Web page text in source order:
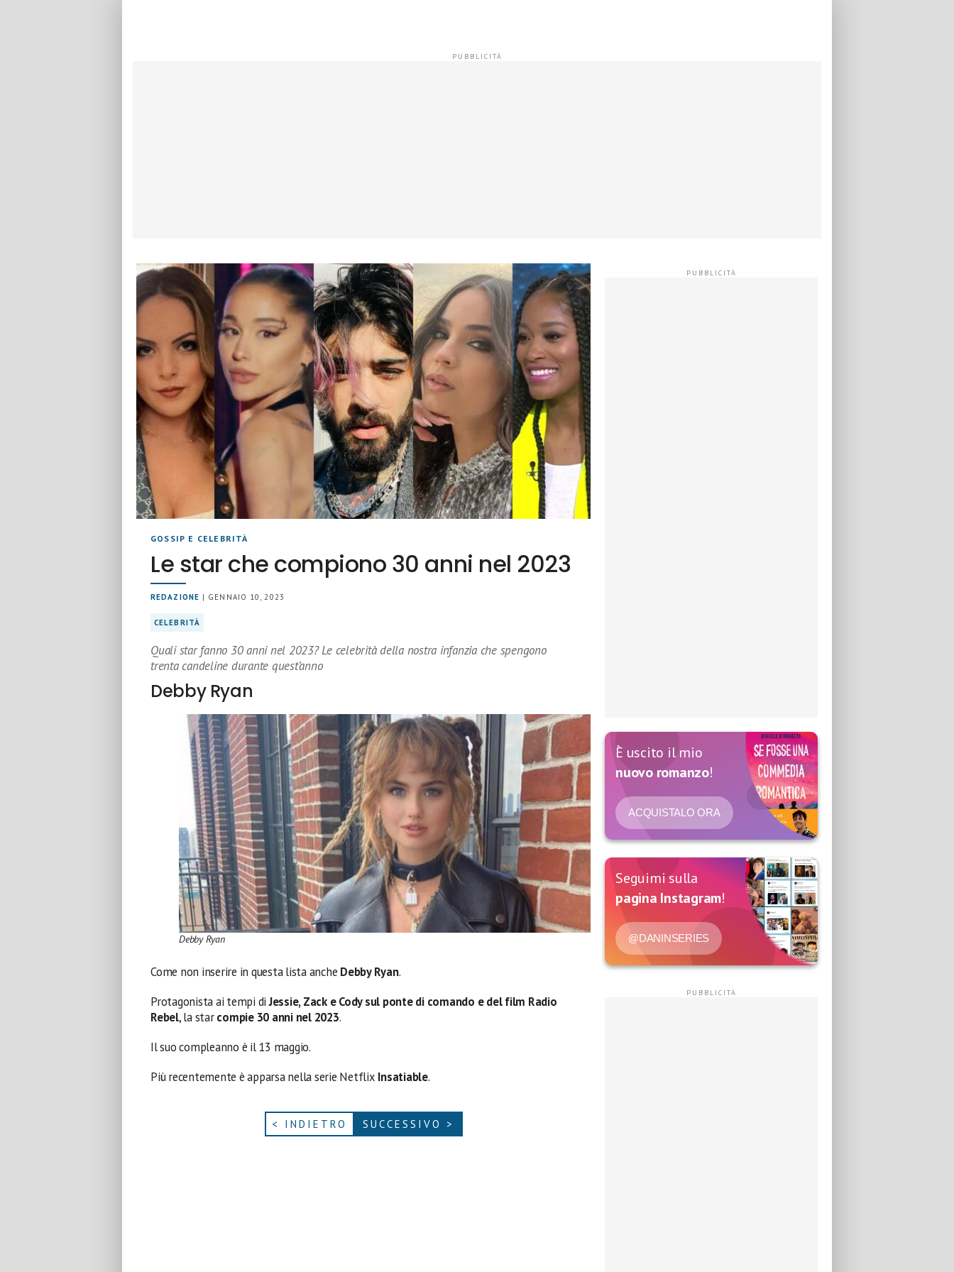
GOSSIP E CELEBRITÀ
Le star che compiono 30 anni nel 2023
REDAZIONE | GENNAIO 10, 2023
CELEBRITÀ
Quali star fanno 30 anni nel 2023? Le celebrità della nostra infanzia che spengono
trenta candeline durante quest’anno
Debby Ryan
Debby Ryan
Come non inserire in questa lista anche Debby Ryan.
Protagonista ai tempi diJessie, Zack e Cody sul ponte di comando e del film Radio
Rebel, la starcompie 30 anni nel 2023.
Il suo compleanno è il 13 maggio.
Più recentemente è apparsa nella serie Netflix Insatiable.
< INDIETRO SUCCESSIVO >
È uscito il mio
nuovo romanzo!
ACQUISTALO ORA
Seguimi sulla
pagina Instagram!
@DANINSERIES